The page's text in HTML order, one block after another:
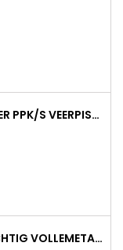
AIRSOFT WALTHER PPK/S VEERPISTOOL
LUGER P08 KRACHTIG VOLLEMETAAL CO2 AIRSOFT PISTOOL - UMAREX LEGENDS